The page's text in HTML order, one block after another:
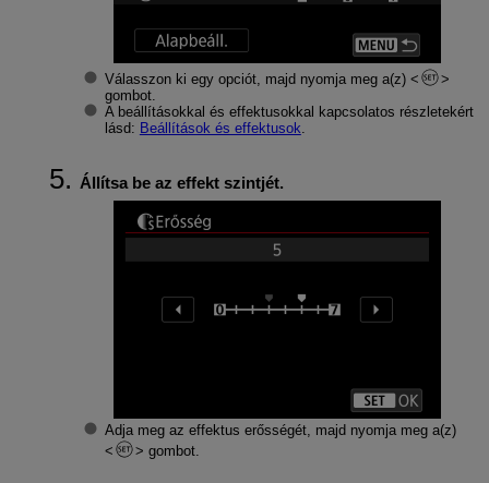
Válasszon ki egy opciót, majd nyomja meg a(z)
gombot.
A beállításokkal és effektusokkal kapcsolatos részletekért
lásd: Beállítások és effektusok
Állítsa be az effekt szintjét.
Adja meg az effektus erősségét, majd nyomja meg a(z)
gombot.